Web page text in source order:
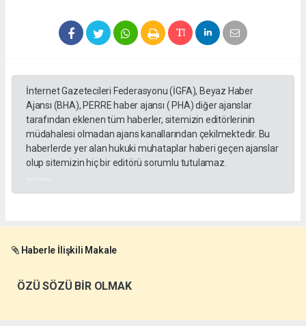
İnternet Gazetecileri Federasyonu (İGFA), Beyaz Haber
Ajansı (BHA), PERRE haber ajansı ( PHA) diğer ajanslar
tarafından eklenen tüm haberler, sitemizin editörlerinin
müdahalesi olmadan ajans kanallarından çekilmektedir. Bu
haberlerde yer alan hukuki muhataplar haberi geçen ajanslar
olup sitemizin hiç bir editörü sorumlu tutulamaz.
Haberle İlişkili Makale
ÖZÜ SÖZÜ BİR OLMAK